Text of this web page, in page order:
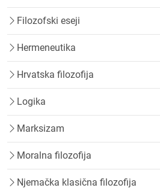
Filozofski eseji
Hermeneutika
Hrvatska filozofija
Logika
Marksizam
Moralna filozofija
Njemačka klasična filozofija